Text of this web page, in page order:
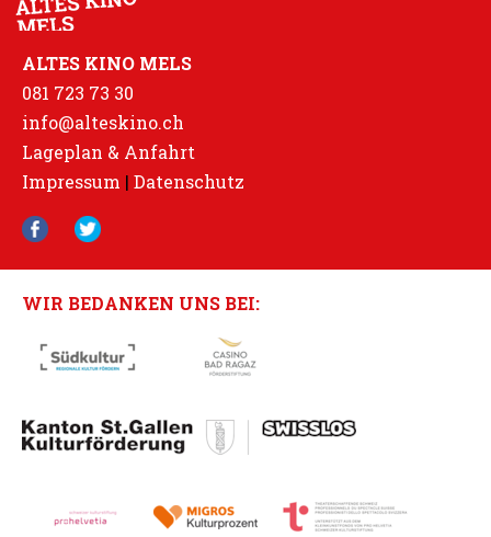
ALTES KINO MELS
081 723 73 30
info@alteskino.ch
Lageplan & Anfahrt
Impressum | Datenschutz
WIR BEDANKEN UNS BEI: